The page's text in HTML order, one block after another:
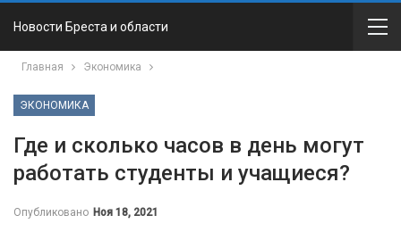
Новости Бреста и области
Главная Экономика
ЭКОНОМИКА
Где и сколько часов в день могут
работать студенты и учащиеся?
Опубликовано Ноя 18, 2021